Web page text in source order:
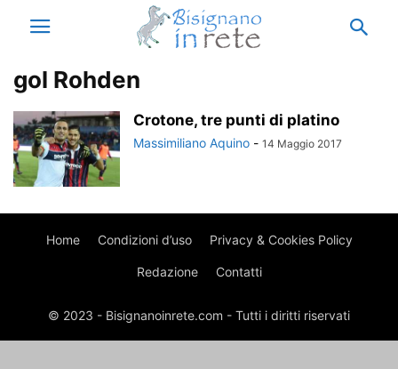
gol Rohden
Crotone, tre punti di platino
Massimiliano Aquino - 14 Maggio 2017
Home Condizioni d’uso Privacy & Cookies Policy
Redazione Contatti
© 2023 - Bisignanoinrete.com - Tutti i diritti riservati